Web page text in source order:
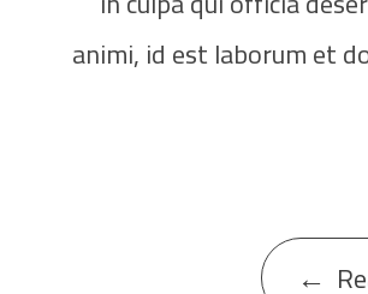
animi, id est laborum et